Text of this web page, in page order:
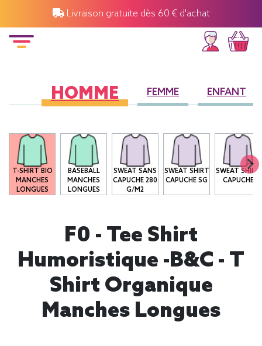
Livraison gratuite dès 60 € d'achat
HOMME FEMME ENFANT
T-SHIRT BIO
MANCHES
LONGUES
BASEBALL
MANCHES
LONGUES
SWEAT SANS
CAPUCHE 280
G/M2
SWEAT SHIRT
CAPUCHE SG
SWEAT SHIRT
CAPUCHE
F0 - Tee Shirt
Humoristique -B&C - T
Shirt Organique
Manches Longues